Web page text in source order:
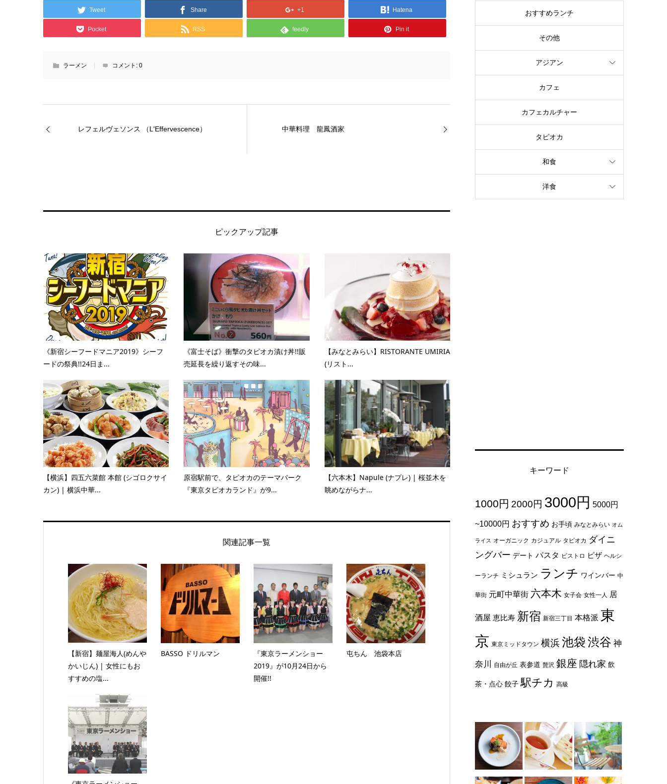
Tweet Share +1 Hatena
Pocket RSS feedly Pin it
ラーメン コメント: 0
レフェルヴェソンス （L'Effervescence） 中華料理 龍鳳酒家
ピックアップ記事
《新宿シーフードマニア2019》シーフ
ードの祭典!!24日ま...
《富士そば》衝撃のタピオカ漬け丼!!販
売延長を繰り返すその味...
【みなとみらい】RISTORANTE UMIRIA
(リスト...
【横浜】四五六菜館 本館 (シゴロクサイ
カン) | 横浜中華...
原宿駅前で、タピオカのテーマパーク
『東京タピオカランド』が9...
【六本木】Napule (ナプレ) | 桜並木を
眺めながらナ...
関連記事一覧
【新宿】麺屋海人(めんや
かいじん) | 女性にもお
すすめの塩...
BASSO ドリルマン
『東京ラーメンショー
2019』が10月24日から
開催!!
屯ちん 池袋本店
おすすめランチ
その他
アジアン
カフェ
カフェカルチャー
タピオカ
和食
洋食
キーワード
1000円 2000円 3000円 5000円
~10000円 おすすめ お手頃 みなとみらい オム
ライス オーガニック カジュアル タピオカ ダイニ
ングバー デート パスタ ビストロ ピザ ヘルシ
ーランチ ミシュラン ランチ ワインバー 中
華街 元町中華街 六本木 女子会 女性一人 居
酒屋 恵比寿 新宿 新宿三丁目 本格派 東
京 東京ミッドタウン 横浜池袋渋谷 神
奈川 自由が丘 表参道 贅沢 銀座 隠れ家 飲
茶・点心 餃子 駅チカ 高級